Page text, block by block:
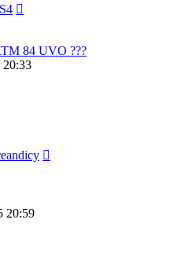
84 UVO ???
20:33
20:59